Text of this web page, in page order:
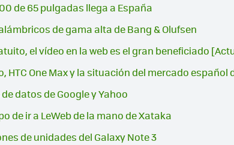
de 65 pulgadas llega a España
de gama alta de Bang & Olufsen
el vídeo en la web es el gran beneficiado
HTC One Max y la situación del mercado español
datos de Google y Yahoo
de ir a LeWeb de la mano de Xataka
de unidades del Galaxy Note 3